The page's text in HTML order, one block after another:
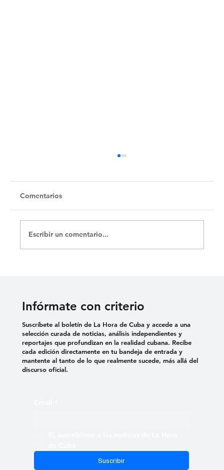
Comentarios
Escribir un comentario...
Infórmate con criterio
Suscribir
Suscríbete al boletín de La Hora de Cuba y accede a una
selección curada de noticias, análisis independientes y
reportajes que profundizan en la realidad cubana. Recibe
cada edición directamente en tu bandeja de entrada y
mantente al tanto de lo que realmente sucede, más allá del
discurso oficial.